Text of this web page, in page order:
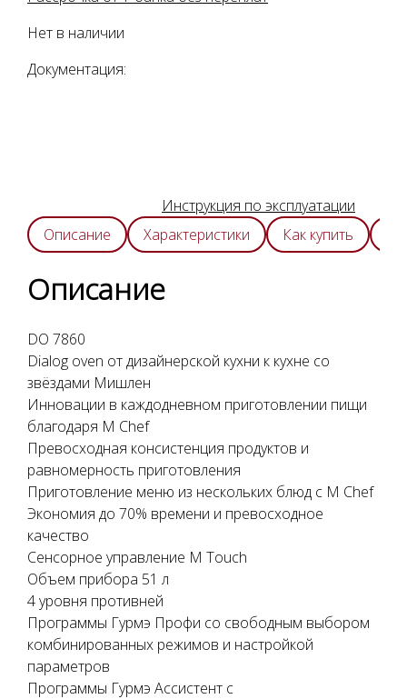
Нет в наличии
Документация:
Инструкция по эксплуатации
Описание
Характеристики Как купить
Описание
DO 7860
Dialog oven от дизайнерской кухни к кухне со
звёздами Мишлен
Инновации в каждодневном приготовлении пищи
благодаря M Chef
Превосходная консистенция продуктов и
равномерность приготовления
Приготовление меню из нескольких блюд с M Chef
Экономия до 70% времени и превосходное
качество
Сенсорное управление M Touch
Объем прибора 51 л
4 уровня противней
Программы Гурмэ Профи со свободным выбором
комбинированных режимов и настройкой
параметров
Программы Гурмэ Ассистент с